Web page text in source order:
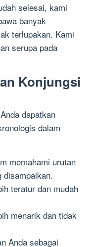
selesai, kami
banyak
terlupakan. Kami
serupa pada
Konjungsi
dapatkan
dalam
memahami urutan
disampaikan.
teratur dan mudah
menarik dan tidak
Anda sebagai